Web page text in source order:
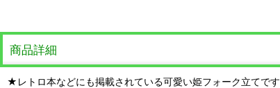
商品詳細
★レトロ本などにも掲載されている可愛い姫フォーク立てです